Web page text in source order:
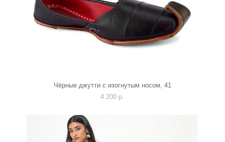
Чёрные джутти с изогнутым носом, 41
4 200 p.